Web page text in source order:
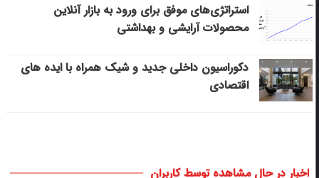
استراتژی‌های موفق برای ورود به بازار آنلاین
محصولات آرایشی و بهداشتی
دکوراسیون داخلی جدید و شیک همراه با ایده های
اقتصادی
اخبار در حال مشاهده توسط کاربران